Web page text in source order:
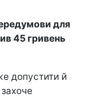
для
45 гривень
допустити й